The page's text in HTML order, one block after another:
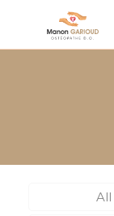
All